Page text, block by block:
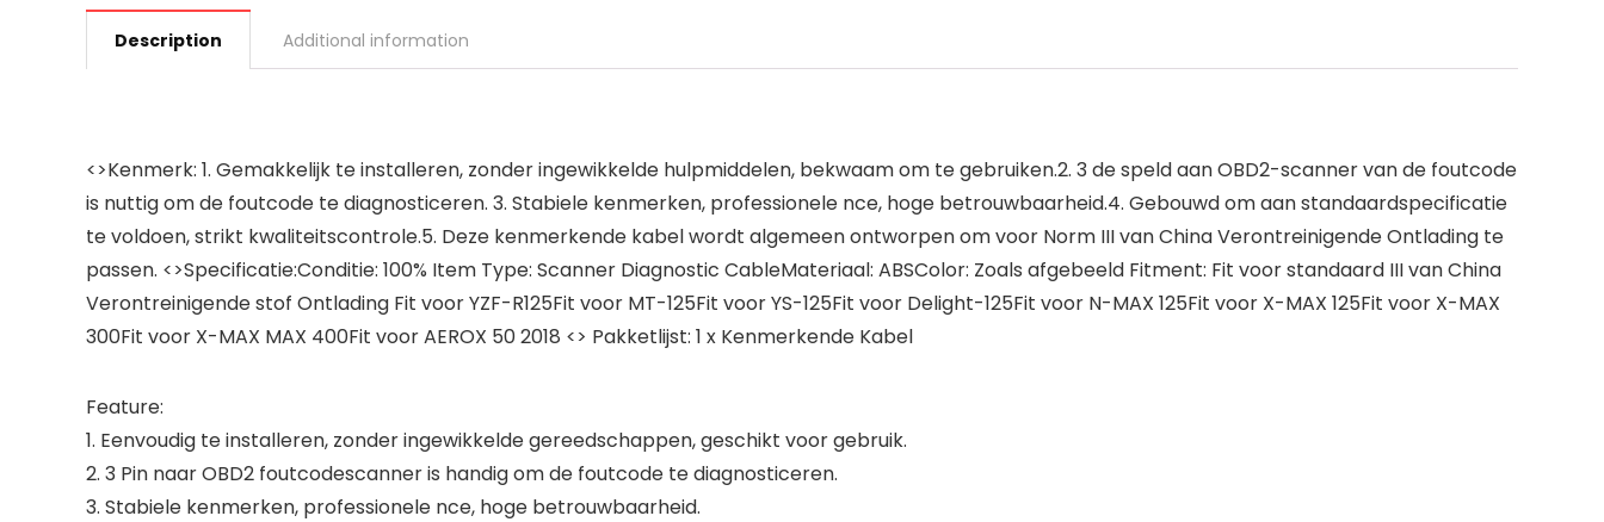
Description Additional information
<>Kenmerk: 1. Gemakkelijk te installeren, zonder ingewikkelde hulpmiddelen, bekwaam om te gebruiken.2. 3 de speld aan OBD2-scanner van de foutcode
is nuttig om de foutcode te diagnosticeren. 3. Stabiele kenmerken, professionele nce, hoge betrouwbaarheid.4. Gebouwd om aan standaardspecificatie
te voldoen, strikt kwaliteitscontrole.5. Deze kenmerkende kabel wordt algemeen ontworpen om voor Norm III van China Verontreinigende Ontlading te
passen. <>Specificatie:Conditie: 100% Item Type: Scanner Diagnostic CableMateriaal: ABSColor: Zoals afgebeeld Fitment: Fit voor standaard III van China
Verontreinigende stof Ontlading Fit voor YZF-R125Fit voor MT-125Fit voor YS-125Fit voor Delight-125Fit voor N-MAX 125Fit voor X-MAX 125Fit voor X-MAX
300Fit voor X-MAX MAX 400Fit voor AEROX 50 2018 <> Pakketlijst: 1 x Kenmerkende Kabel
Feature:
1. Eenvoudig te installeren, zonder ingewikkelde gereedschappen, geschikt voor gebruik.
2. 3 Pin naar OBD2 foutcodescanner is handig om de foutcode te diagnosticeren.
3. Stabiele kenmerken, professionele nce, hoge betrouwbaarheid.